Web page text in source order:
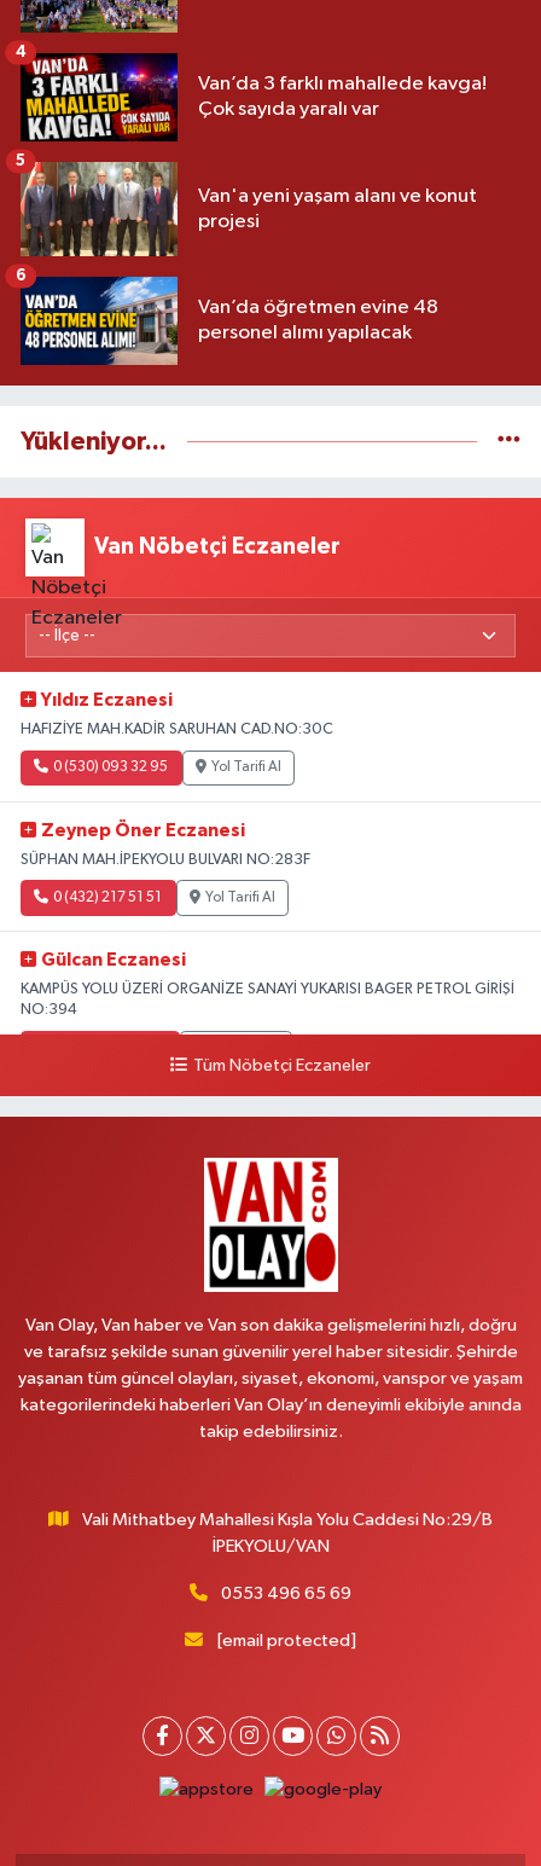
Van’da 3 farklı mahallede kavga!
Çok sayıda yaralı var
4
Van'a yeni yaşam alanı ve konut
projesi
5
Van’da öğretmen evine 48
personel alımı yapılacak
6
Yükleniyor...
Van Nöbetçi Eczaneler
Yıldız Eczanesi
HAFIZİYE MAH.KADİR SARUHAN CAD.NO:30C
0 (530) 093 32 95 Yol Tarifi Al
Zeynep Öner Eczanesi
SÜPHAN MAH.İPEKYOLU BULVARI NO:283F
0 (432) 217 51 51 Yol Tarifi Al
Gülcan Eczanesi
KAMPÜS YOLU ÜZERİ ORGANİZE SANAYİ YUKARISI BAGER PETROL GİRİŞİ
NO:394
HEKİM HASTANESİ ACİL KARŞISI
Yol Tarifi Al
MAHMUDİYE MAH.ATATÜRK CAD.NO:17B
0 (531) 621 69 65 Yol Tarifi Al
Onay Eczanesi
Yenı Derman Eczanesi
Akdamar Hastanesi Acil yanı. İpekyolu. Hatuniye mahallesi terzioğlu, Eski
Yol Tarifi Al
Hayat Eczanesi
Kışla Mah.Çınarlı Cad.1038 Sk.No:93 3-4
0 (432) 354 37 36 Yol Tarifi Al
Tüm Nöbetçi Eczaneler
Van Olay, Van haber ve Van son dakika gelişmelerini hızlı, doğru
ve tarafsız şekilde sunan güvenilir yerel haber sitesidir. Şehirde
yaşanan tüm güncel olayları, siyaset, ekonomi, vanspor ve yaşam
kategorilerindeki haberleri Van Olay’ın deneyimli ekibiyle anında
takip edebilirsiniz.
Vali Mithatbey Mahallesi Kışla Yolu Caddesi No:29/B
İPEKYOLU/VAN
0553 496 65 69
[email protected]